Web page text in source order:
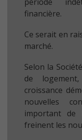
financière.
Ce serait en
marché.
Selon la
de
croissance
nouvelles
important de
freinent les